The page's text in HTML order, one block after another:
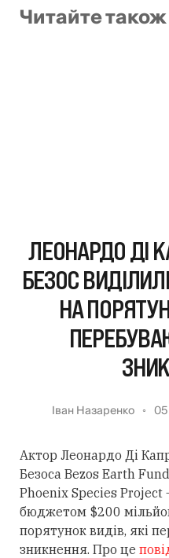
Читайте також
ЛЕОНАРДО ДІ
БЕЗОС
НА
Іван Назаренко
Актор Леонардо Ді
Безоса Bezos Earth
Phoenix Species Project
бюджетом $200
порятунок видів, які
зникнення. Про це